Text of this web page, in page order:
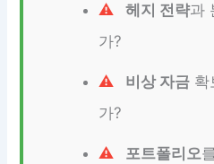
헤지 전략과
가?
비상 자금 확
가?
포트폴리오